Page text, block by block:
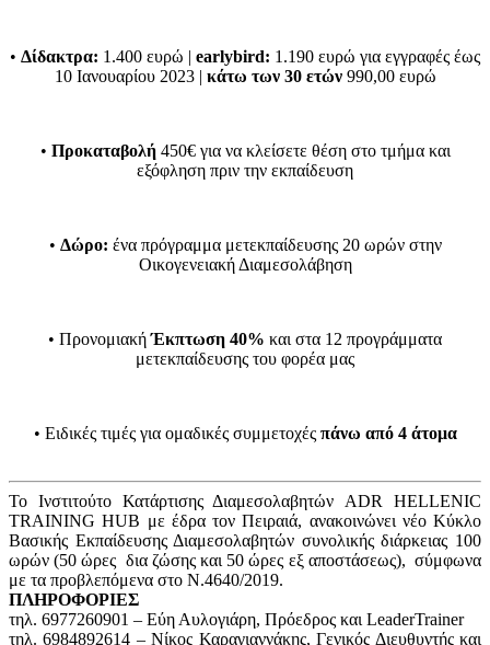
• Δίδακτρα: 1.400 ευρώ | earlybird: 1.190 ευρώ για εγγραφές έως
10 Ιανουαρίου 2023 | κάτω των 30 ετών 990,00 ευρώ
• Προκαταβολή450€ για να κλείσετε θέση στο τμήμα και
εξόφληση πριν την εκπαίδευση
• Δώρο: ένα πρόγραμμα μετεκπαίδευσης 20 ωρών στην
Οικογενειακή Διαμεσολάβηση
• ΠρονομιακήΈκπτωση 40% και στα 12 προγράμματα
μετεκπαίδευσης του φορέα μας
• Ειδικές τιμές για ομαδικές συμμετοχές πάνω από 4 άτομα
Το Ινστιτούτο Κατάρτισης Διαμεσολαβητών ADR HELLENIC
TRAINING HUB με έδρα τον Πειραιά, ανακοινώνει νέο Κύκλο
Βασικής Εκπαίδευσης Διαμεσολαβητών συνολικής διάρκειας 100
ωρών (50 ώρες δια ζώσης και 50 ώρες εξ αποστάσεως), σύμφωνα
με τα προβλεπόμενα στο Ν.4640/2019.
ΠΛΗΡΟΦΟΡΙΕΣ
τηλ. 6977260901 – Εύη Αυλογιάρη, Πρόεδρος και LeaderTrainer
τηλ. 6984892614 – Νίκος Καραγιαννάκης, Γενικός Διευθυντής και